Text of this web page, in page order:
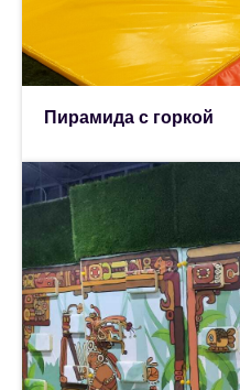
Пирамида с горкой